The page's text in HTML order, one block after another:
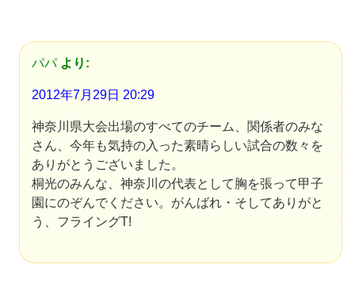
パパ より:
2012年7月29日 20:29
神奈川県大会出場のすべてのチーム、関係者のみな
さん、今年も気持の入った素晴らしい試合の数々を
ありがとうございました。
桐光のみんな、神奈川の代表として胸を張って甲子
園にのぞんでください。がんばれ・そしてありがと
う、フライングT!